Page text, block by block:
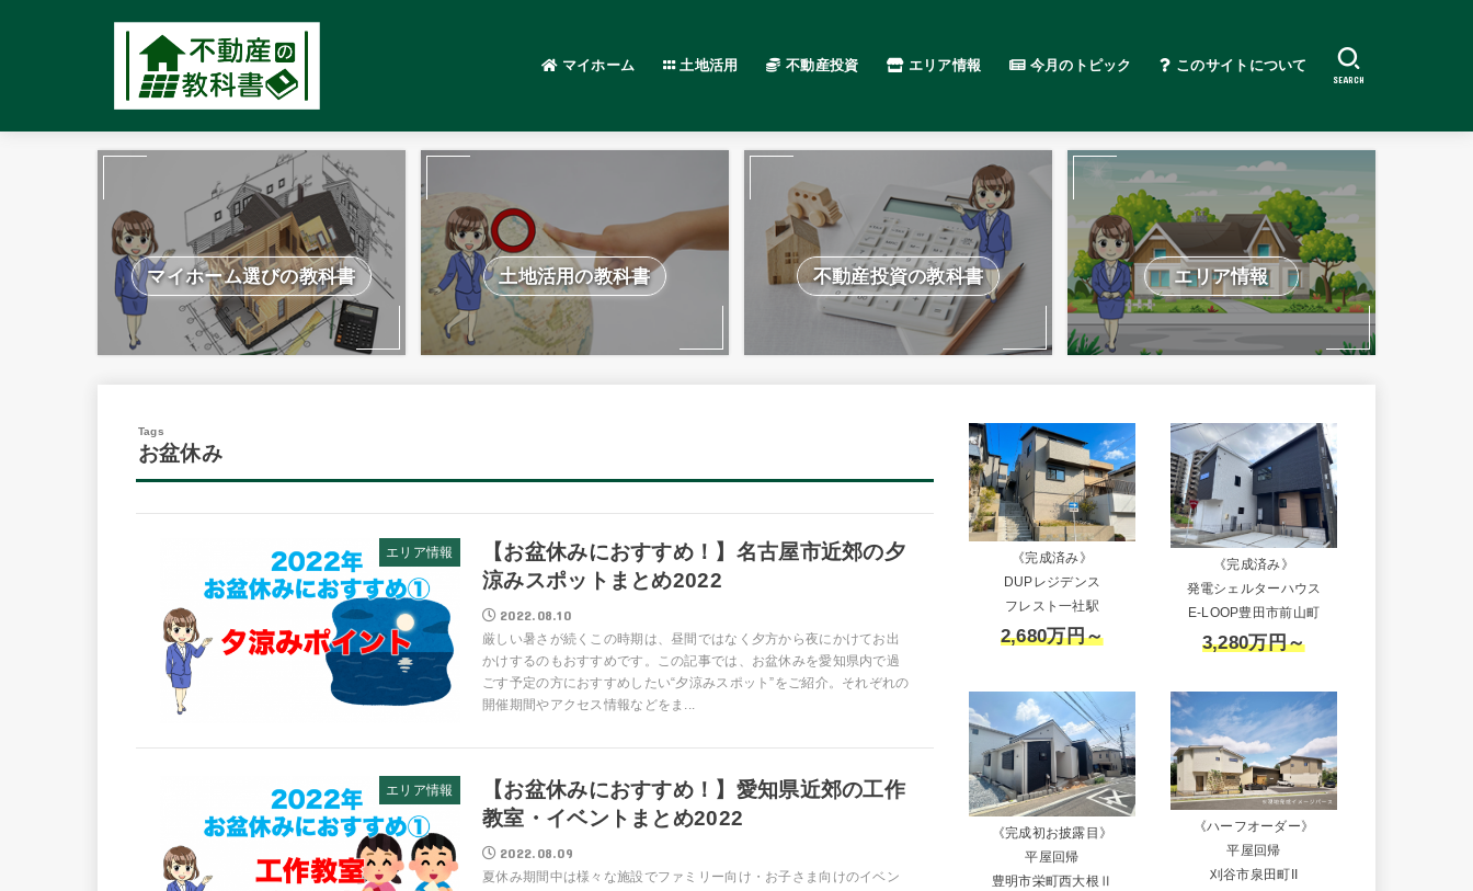
マイホーム 土地活用 不動産投資 エリア情報 今月のトピック このサイトについて
SEARCH
マイホーム選びの教科書 土地活用の教科書 不動産投資の教科書 エリア情報
お盆休み
エリア情報
【お盆休みにおすすめ！】名古屋市近郊の夕
涼みスポットまとめ2022
2022.08.10
厳しい暑さが続くこの時期は、昼間ではなく夕方から夜にかけてお出
かけするのもおすすめです。この記事では、お盆休みを愛知県内で過
ごす予定の方におすすめしたい“夕涼みスポット”をご紹介。それぞれの
開催期間やアクセス情報などをま...
エリア情報
【お盆休みにおすすめ！】愛知県近郊の工作
教室・イベントまとめ2022
2022.08.09
夏休み期間中は様々な施設でファミリー向け・お子さま向けのイベン
《完成済み》
DUPレジデンス
フレスト一社駅
2,680万円～
《完成済み》
発電シェルターハウス
E-LOOP豊田市前山町
3,280万円～
《完成初お披露目》
平屋回帰
豊明市栄町西大根Ⅱ
《ハーフオーダー》
平屋回帰
刈谷市泉田町II